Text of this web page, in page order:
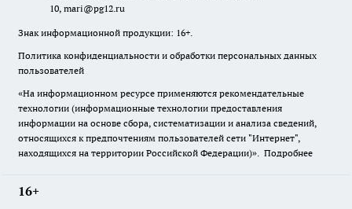
10, mari@pg12.ru
Знак информационной продукции: 16+.
Политика конфиденциальности и обработки персональных данных
пользователей
«На информационном ресурсе применяются рекомендательные
технологии (информационные технологии предоставления
информации на основе сбора, систематизации и анализа сведений,
относящихся к предпочтениям пользователей сети "Интернет",
находящихся на территории Российской Федерации)». Подробнее
16+